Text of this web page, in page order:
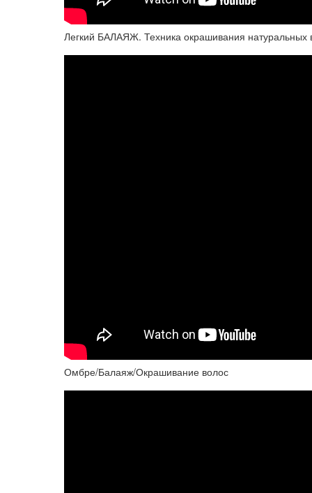
Легкий БАЛАЯЖ. Техника окрашивания натуральных
Омбре/Балаяж/Окрашивание волос